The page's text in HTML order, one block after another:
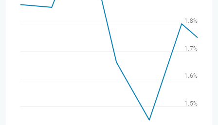
1.5%
1.6%
1.7%
1.8%